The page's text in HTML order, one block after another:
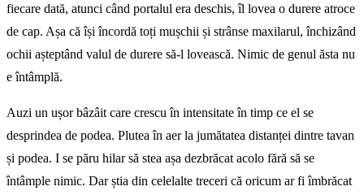
fiecare dată, atunci când portalul era deschis, îl lovea o durere atroce
de cap. Așa că își încordă toți mușchii și strânse maxilarul, închizând
ochii așteptând valul de durere să-l lovească. Nimic de genul ăsta nu
e întâmplă.
Auzi un ușor bâzâit care crescu în intensitate în timp ce el se
desprindea de podea. Plutea în aer la jumătatea distanței dintre tavan
și podea. I se păru hilar să stea așa dezbrăcat acolo fără să se
întâmple nimic. Dar știa din celelalte treceri că oricum ar fi îmbrăcat